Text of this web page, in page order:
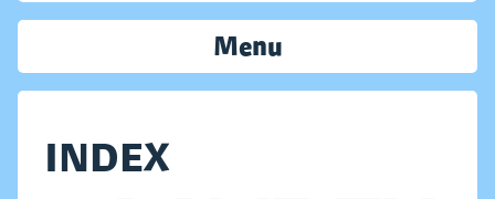
Menu
INDEX